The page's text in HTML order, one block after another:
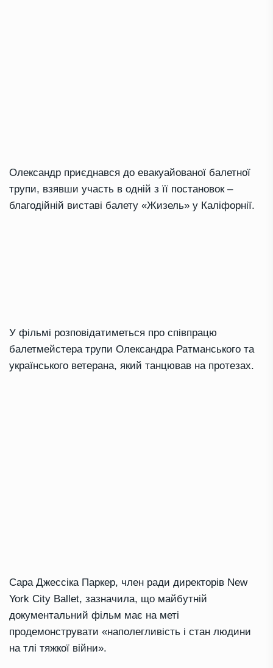
Олександр приєднався до евакуайованої балетної
трупи, взявши участь в одній з її постановок –
благодійній виставі балету «Жизель» у Каліфорнії.
У фільмі розповідатиметься про співпрацю
балетмейстера трупи Олександра Ратманського та
українського ветерана, який танцював на протезах.
Сара Джессіка Паркер, член ради директорів New
York City Ballet, зазначила, що майбутній
документальний фільм має на меті
продемонструвати «наполегливість і стан людини
на тлі тяжкої війни».